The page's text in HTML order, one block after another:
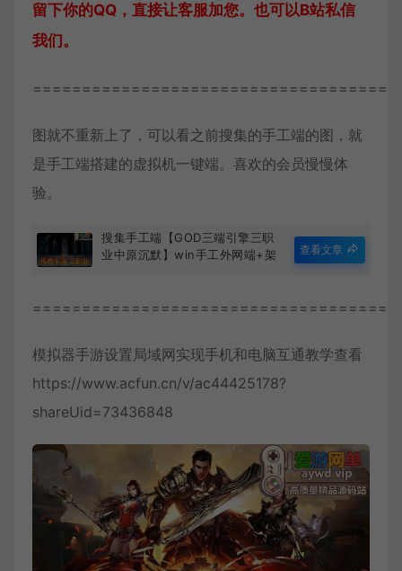
留下你的QQ，直接让客服加您。也可以B站私信
我们。
图就不重新上了，可以看之前搜集的手工端的图，就
是手工端搭建的虚拟机一键端。喜欢的会员慢慢体
验。
搜集手工端【GOD三端引擎三职
业中原沉默】win手工外网端+架
查看文章
模拟器手游设置局域网实现手机和电脑互通教学查看
https://www.acfun.cn/v/ac44425178?
shareUid=73436848